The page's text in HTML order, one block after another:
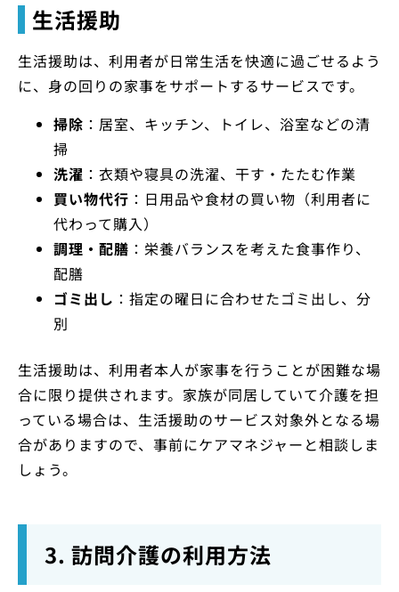
生活援助
生活援助は、利用者が日常生活を快適に過ごせるよう
に、身の回りの家事をサポートするサービスです。
掃除 ：居室、キッチン、トイレ、浴室などの清
掃
洗濯 ：衣類や寝具の洗濯、干す・たたむ作業
買い物代行 ：日用品や食材の買い物（利用者に
代わって購入）
調理・配膳 ：栄養バランスを考えた食事作り、
配膳
ゴミ出し ：指定の曜日に合わせたゴミ出し、分
別
生活援助は、利用者本人が家事を行うことが困難な場
合に限り提供されます。家族が同居していて介護を担
っている場合は、生活援助のサービス対象外となる場
合がありますので、事前にケアマネジャーと相談しま
しょう。
3. 訪問介護の利用方法